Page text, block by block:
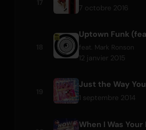
7 octobre 2016
feat. Mark Ronson
12 janvier 2015
1 septembre 2014